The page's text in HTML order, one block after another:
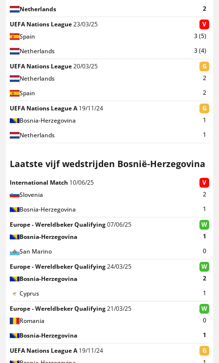
Netherlands
2
UEFA Nations League23/03/25
V
Spain
3 (5)
Netherlands
3 (4)
UEFA Nations League20/03/25 G
Spain 2
Netherlands 2
UEFA Nations League A19/11/24
G
Bosnia-Herzegovina
1
Netherlands
1
Laatste vijf wedstrijden Bosnië-Herzegovina
International Match 10/06/25
V
Slovenia
2
Bosnia-Herzegovina
1
Europe - Wereldbeker Qualifying07/06/25 W
San Marino 0
Bosnia-Herzegovina 1
Europe - Wereldbeker Qualifying24/03/25 W
Cyprus 1
Bosnia-Herzegovina 2
Europe - Wereldbeker Qualifying21/03/25
W
Romania
0
Bosnia-Herzegovina
1
UEFA Nations League A19/11/24
G